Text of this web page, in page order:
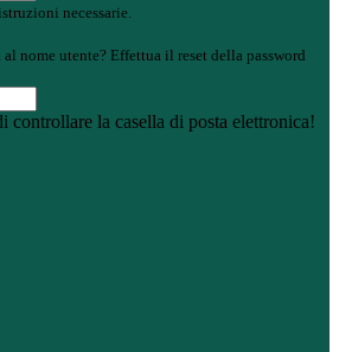
necessarie.
nome utente? Effettua il reset della password
controllare la casella di posta elettronica!